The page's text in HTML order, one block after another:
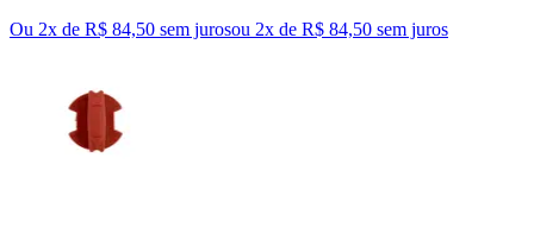
Ou 2x de R$ 84,50 sem jurosou 2x de R$ 84,50 sem juros